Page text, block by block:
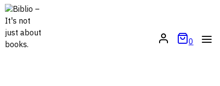
Skip
to
content
0